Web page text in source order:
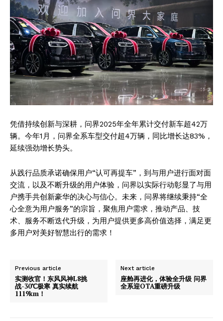
凭借持续创新与深耕，问界2025年全年累计交付新车超42万
辆。今年1月，问界全系车型交付超4万辆，同比增长达83%，
延续强劲增长势头。
从践行品质承诺确保用户“认可再提车”，到与用户进行面对面
交流，以及不断升级的用户体验，问界以实际行动彰显了与用
户携手共创新豪华的决心与信心。未来，问界将继续秉持“全
心全意为用户服务”的宗旨，聚焦用户需求，推动产品、技
术、服务不断迭代升级，为用户提供更多高价值选择，满足更
多用户对美好智慧出行的需求！
Previous article
实测收官！东风风神L8挑
战-30℃极寒 真实续航
1119km！
Next article
座舱再进化，体验全升级 问界
全系迎OTA重磅升级